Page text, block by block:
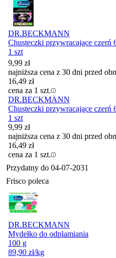
DR.BECKMANN
Chusteczki przywracające czerń
1 szt
9,99 zł
najniższa cena z 30 dni przed
16,49 zł
cena za 1 szt.
DR.BECKMANN
Chusteczki przywracające czerń
1 szt
9,99 zł
najniższa cena z 30 dni przed
16,49 zł
cena za 1 szt.
Przydatny do 04-07-2031
Frisco poleca
DR.BECKMANN
Mydełko do odplamiania
100 g
89,90 zł/kg